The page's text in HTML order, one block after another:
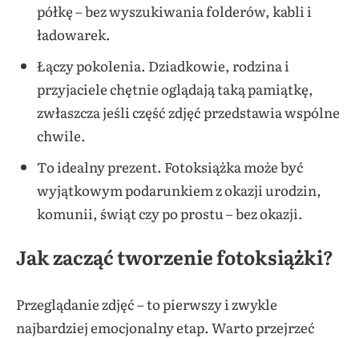
półkę – bez wyszukiwania folderów, kabli i
ładowarek.
Łączy pokolenia. Dziadkowie, rodzina i
przyjaciele chętnie oglądają taką pamiątkę,
zwłaszcza jeśli część zdjęć przedstawia wspólne
chwile.
To idealny prezent. Fotoksiążka może być
wyjątkowym podarunkiem z okazji urodzin,
komunii, świąt czy po prostu – bez okazji.
Jak zacząć tworzenie fotoksiążki?
Przeglądanie zdjęć – to pierwszy i zwykle
najbardziej emocjonalny etap. Warto przejrzeć